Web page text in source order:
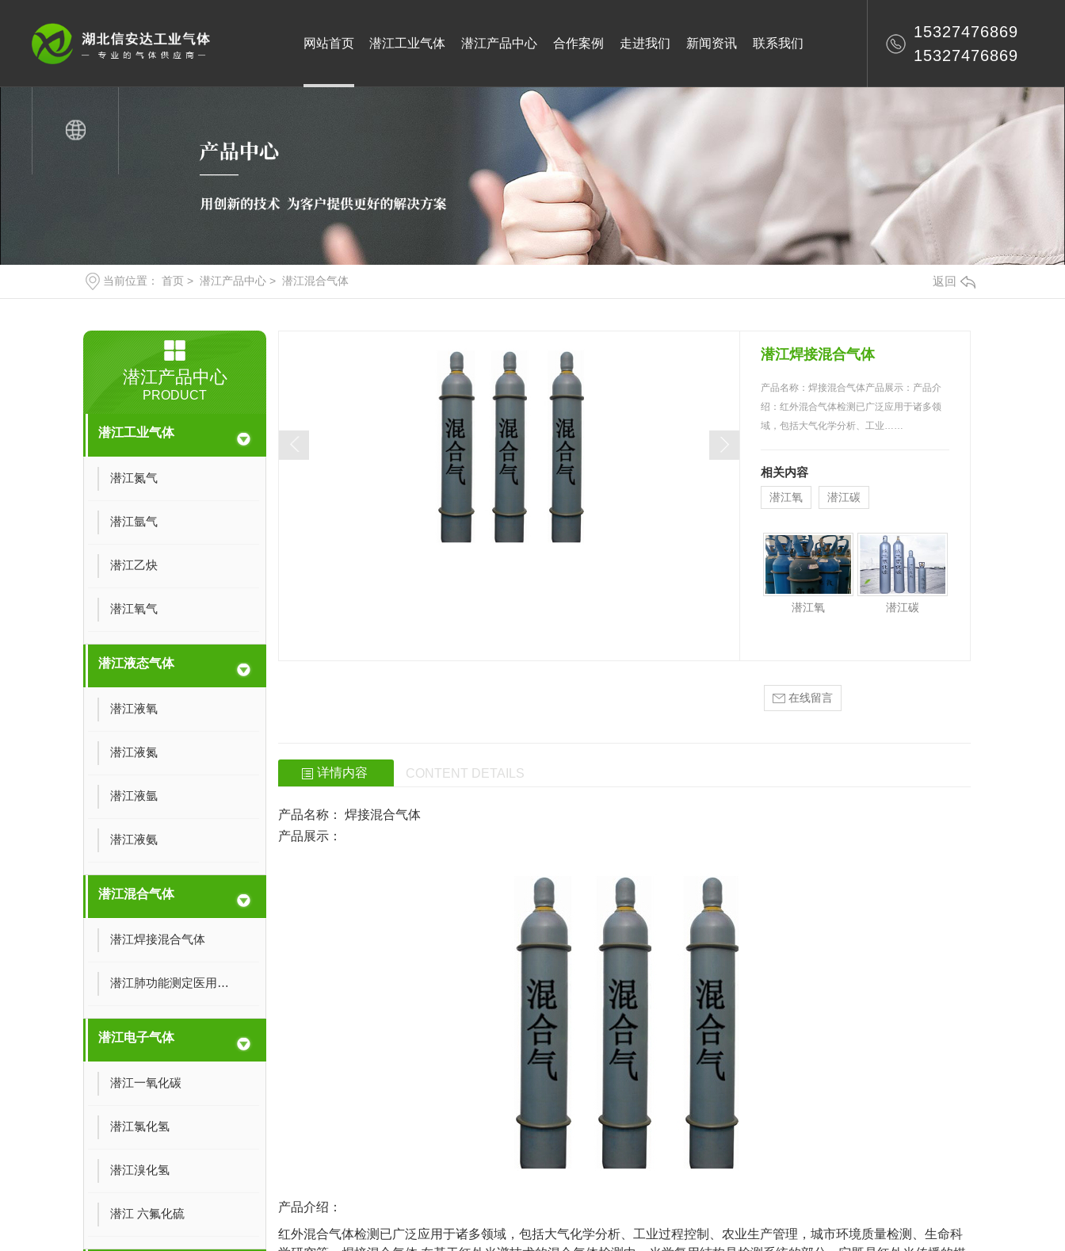
网站首页 潜江工业气体 潜江产品中心 合作案例 走进我们 新闻资讯 联系我们
15327476869
15327476869
当前位置： 首页> 潜江产品中心> 潜江混合气体 返回
潜江产品中心
PRODUCT
潜江工业气体
潜江氮气
潜江氩气
潜江乙炔
潜江氧气
潜江液态气体
潜江液氧
潜江液氮
潜江液氩
潜江液氨
潜江混合气体
潜江焊接混合气体
潜江肺功能测定医用混合气体
潜江电子气体
潜江一氧化碳
潜江氯化氢
潜江溴化氢
潜江 六氟化硫
潜江焊接混合气体
产品名称：焊接混合气体产品展示：产品介
绍：红外混合气体检测已广泛应用于诸多领
域，包括大气化学分析、工业……
相关内容
潜江氧 潜江碳
潜江氧 潜江碳
在线留言
详情内容 CONTENT DETAILS
产品名称：
焊接混合气体
产品展示：
产品介绍：
红外混合气体检测已广泛应用于诸多领域，包括大气化学分析、工业过程控制、农业生产管理，城市环境质量检测、生命科